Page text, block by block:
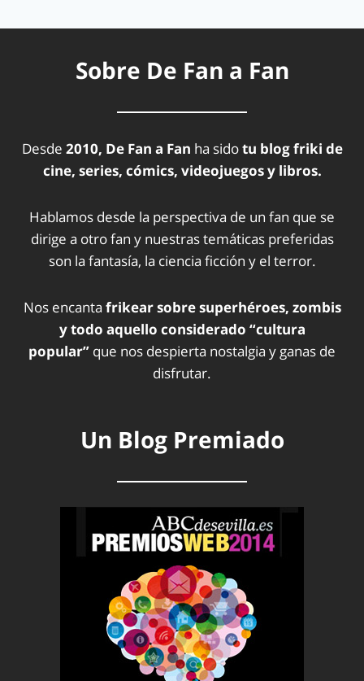
Sobre De Fan a Fan
Desde 2010, De Fan a Fan ha sidotu blog friki de
cine, series, cómics, videojuegos y libros.
Hablamos desde la perspectiva de un fan que se
dirige a otro fan y nuestras temáticas preferidas
son la fantasía, la ciencia ficción y el terror.
Nos encanta frikear sobre superhéroes, zombis
y todo aquello considerado “cultura
popular” que nos despierta nostalgia y ganas de
disfrutar.
Un Blog Premiado